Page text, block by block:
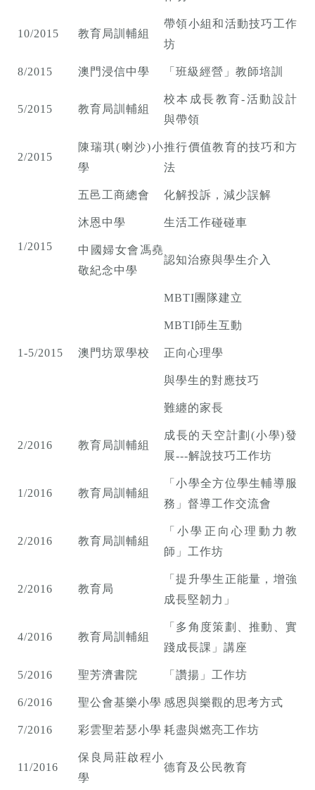
10/2015 教育局訓輔組
帶領小組和活動技巧工作
坊
8/2015 澳門浸信中學 「班級經營」教師培訓
5/2015 教育局訓輔組
校本成長教育-活動設計
與帶領
2/2015
陳瑞琪(喇沙)小
學
推行價值教育的技巧和方
法
五邑工商總會 化解投訴，減少誤解
1/2015
沐恩中學 生活工作碰碰車
中國婦女會馮堯
敬紀念中學
認知治療與學生介入
1-5/2015 澳門坊眾學校
MBTI團隊建立
MBTI師生互動
正向心理學
與學生的對應技巧
難纏的家長
2/2016 教育局訓輔組
成長的天空計劃(小學)發
展---解說技巧工作坊
1/2016 教育局訓輔組
「小學全方位學生輔導服
務」督導工作交流會
2/2016 教育局訓輔組
「小學正向心理動力教
師」工作坊
2/2016 教育局
「提升學生正能量，增強
成長堅韌力」
4/2016 教育局訓輔組
「多角度策劃、推動、實
踐成長課」講座
5/2016 聖芳濟書院 「讚揚」工作坊
6/2016 聖公會基樂小學 感恩與樂觀的思考方式
7/2016 彩雲聖若瑟小學 耗盡與燃亮工作坊
11/2016
保良局莊啟程小
學
德育及公民教育